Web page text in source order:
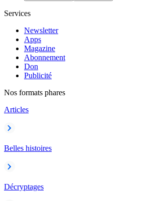
Services
Newsletter
Apps
Magazine
Abonnement
Don
Publicité
Nos formats phares
Articles
Belles histoires
Décryptages